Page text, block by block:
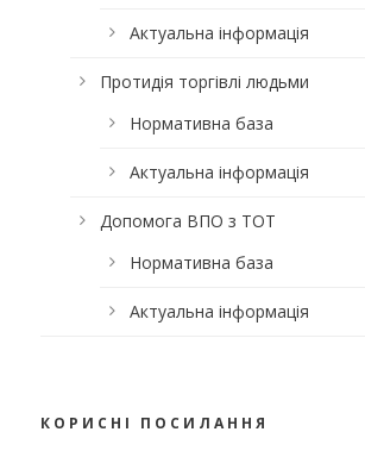
Актуальна інформація
Протидія торгівлі людьми
Нормативна база
Актуальна інформація
Допомога ВПО з ТОТ
Нормативна база
Актуальна інформація
КОРИСНІ ПОСИЛАННЯ